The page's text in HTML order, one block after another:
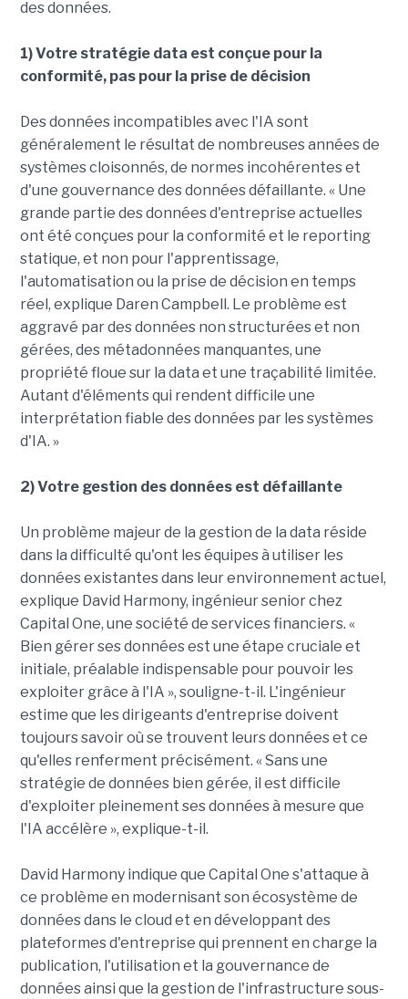
des données.
1) Votre stratégie data est conçue pour la
conformité, pas pour la prise de décision
Des données incompatibles avec l'IA sont
généralement le résultat de nombreuses années de
systèmes cloisonnés, de normes incohérentes et
d'une gouvernance des données défaillante. « Une
grande partie des données d'entreprise actuelles
ont été conçues pour la conformité et le reporting
statique, et non pour l'apprentissage,
l'automatisation ou la prise de décision en temps
réel, explique Daren Campbell. Le problème est
aggravé par des données non structurées et non
gérées, des métadonnées manquantes, une
propriété floue sur la data et une traçabilité limitée.
Autant d'éléments qui rendent difficile une
interprétation fiable des données par les systèmes
d'IA. »
2) Votre gestion des données est défaillante
Un problème majeur de la gestion de la data réside
dans la difficulté qu'ont les équipes à utiliser les
données existantes dans leur environnement actuel,
explique David Harmony, ingénieur senior chez
Capital One, une société de services financiers. «
Bien gérer ses données est une étape cruciale et
initiale, préalable indispensable pour pouvoir les
exploiter grâce à l'IA », souligne-t-il. L'ingénieur
estime que les dirigeants d'entreprise doivent
toujours savoir où se trouvent leurs données et ce
qu'elles renferment précisément. « Sans une
stratégie de données bien gérée, il est difficile
d'exploiter pleinement ses données à mesure que
l'IA accélère », explique-t-il.
David Harmony indique que Capital One s'attaque à
ce problème en modernisant son écosystème de
données dans le cloud et en développant des
plateformes d'entreprise qui prennent en charge la
publication, l'utilisation et la gouvernance de
données ainsi que la gestion de l'infrastructure sous-